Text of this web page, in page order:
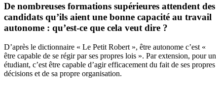
De nombreuses formations supérieures attendent des
candidats qu’ils aient une bonne capacité au travail
autonome : qu’est-ce que cela veut dire ?
D’après le dictionnaire « Le Petit Robert », être autonome c’est «
être capable de se régir par ses propres lois ». Par extension, pour un
étudiant, c’est être capable d’agir efficacement du fait de ses propres
décisions et de sa propre organisation.